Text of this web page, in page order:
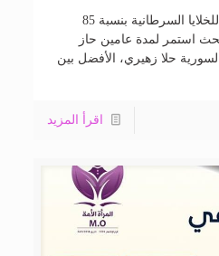
باحثة سورية تتوصل لعلاج للخلايا السرطانية بنسبة 85
استمر لمدة عامين حاز
حلا زهيري، الأفضل بين
اقرأ المزيد